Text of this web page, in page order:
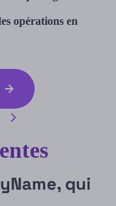
opérations en
qui